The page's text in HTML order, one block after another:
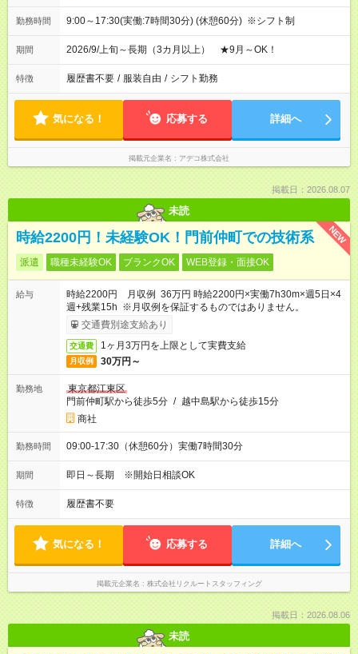
勤務時間 9:00～17:30(実働:7時間30分) (休憩60分) ※シフト制
期間 2026/9/上旬～長期（3カ月以上） ★9月～OK！
特徴 履歴書不要 / 服装自由 / シフト勤務
気になる！ 応募する 詳細へ
掲載元企業名 アデコ株式会社
掲載日：2026.08.07
未読
NEW
時給2200円！未経験OK！門前仲町での技術系
派遣 職種未経験OK ブランクOK WEB登録・面接OK
給与
時給2200円 月収例 36万円 時給2200円×実働7h30m×週5日×4
週+残業15h ※月収例を保証するものではありません。
交通費別途支給あり
交通費 1ヶ月3万円を上限として実費支給
月収例 30万円～
勤務地
東京都江東区
門前仲町駅から徒歩5分 / 越中島駅から徒歩15分
商社
勤務時間 09:00-17:30（休憩60分）実働7時間30分
期間 即日～長期 ※開始日相談OK
特徴 履歴書不要
気になる！ 応募する 詳細へ
掲載元企業名 株式会社リクルートスタッフィング
掲載日：2026.08.06
未読